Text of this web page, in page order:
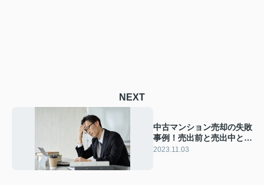
NEXT
中古マンション売却の失敗
事例！売出前と売出中と売
出後に分けて解説
2023.11.03